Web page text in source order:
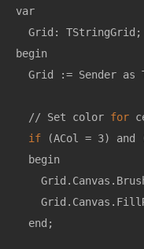
var
  Grid: TStringGrid;
begin
Grid := Sender as
  // Set color
for
if (ACol = 3) and
  begin
  end;